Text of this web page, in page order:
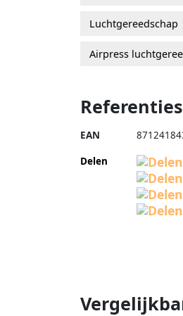
Luchtgereedschap
Airpress
Referenties
EAN
Delen